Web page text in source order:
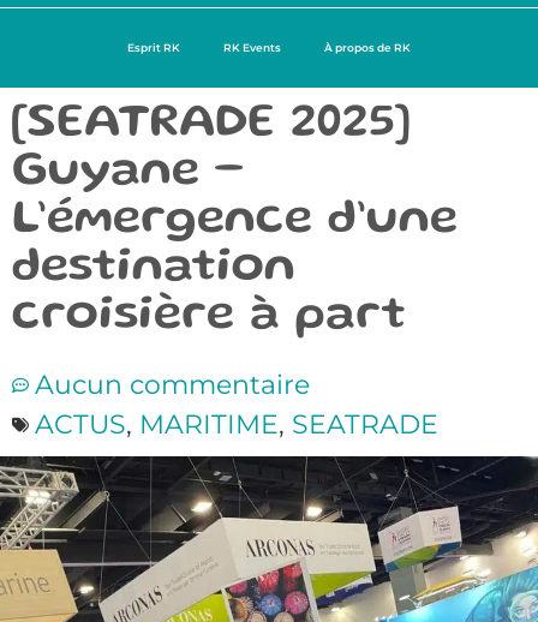
Esprit RK RK Events À propos de RK
[SEATRADE 2025]
Guyane –
L’émergence d’une
destination
croisière à part
Aucun commentaire
ACTUS, MARITIME, SEATRADE